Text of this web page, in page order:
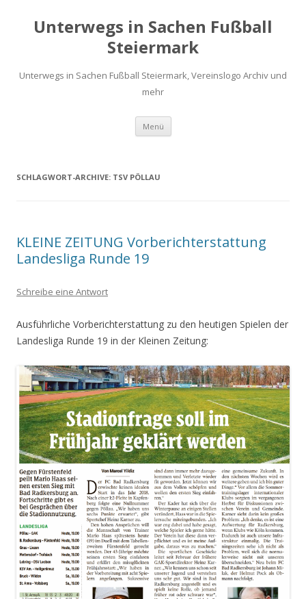
Unterwegs in Sachen Fußball
Steiermark
Unterwegs in Sachen Fußball Steiermark, Vereinslogo Archiv und
mehr
Menü Zum
springen
SCHLAGWORT-ARCHIVE: TSV PÖLLAU
KLEINE ZEITUNG Vorberichterstattung
Landesliga Runde 19
Schreibe eine Antwort
Ausführliche Vorberichterstattung zu den heutigen Spielen der
Landesliga Runde 19 in der Kleinen Zeitung: